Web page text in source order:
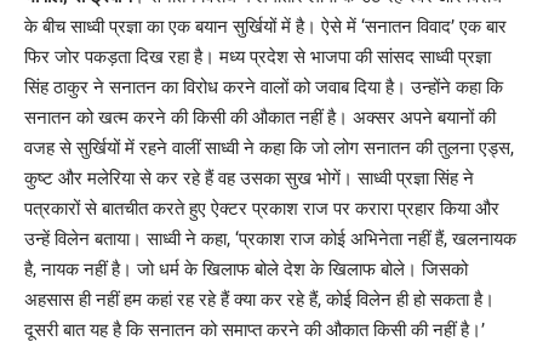
के बीच साध्वी प्रज्ञा का एक बयान सुर्खियों में है। ऐसे में ‘सनातन विवाद’ एक बार
फिर जोर पकड़ता दिख रहा है। मध्य प्रदेश से भाजपा की सांसद साध्वी प्रज्ञा
सिंह ठाकुर ने सनातन का विरोध करने वालों को जवाब दिया है। उन्होंने कहा कि
सनातन को खत्म करने की किसी की औकात नहीं है। अक्सर अपने बयानों की
वजह से सुर्खियों में रहने वालीं साध्वी ने कहा कि जो लोग सनातन की तुलना एड्स,
कुष्ट और मलेरिया से कर रहे हैं वह उसका सुख भोगें। साध्वी प्रज्ञा सिंह ने
पत्रकारों से बातचीत करते हुए ऐक्टर प्रकाश राज पर करारा प्रहार किया और
उन्हें विलेन बताया। साध्वी ने कहा, ‘प्रकाश राज कोई अभिनेता नहीं हैं, खलनायक
है, नायक नहीं है। जो धर्म के खिलाफ बोले देश के खिलाफ बोले। जिसको
अहसास ही नहीं हम कहां रह रहे हैं क्या कर रहे हैं, कोई विलेन ही हो सकता है।
दूसरी बात यह है कि सनातन को समाप्त करने की औकात किसी की नहीं है।’